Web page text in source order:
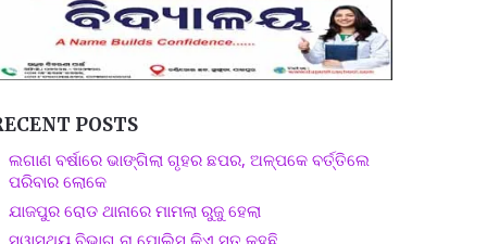
POSTS
ଲଗାଣ ବର୍ଷାରେ ଭାଙ୍ଗିଲା ଗୃହର ଛପର, ଅଳ୍ପକେ ବର୍ତ୍ତିଲେ
ପରିବାର ଲୋକେ
ଯାଜପୁର ରୋଡ ଥାନାରେ ମାମଲା ରୁଜୁ ହେଲା